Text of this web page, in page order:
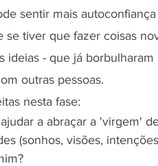
sentir mais
se tiver que fazer coisas
ideias - que já
outras pessoas.
nesta fase:
a abraçar a 'virgem'
(sonhos, visões,